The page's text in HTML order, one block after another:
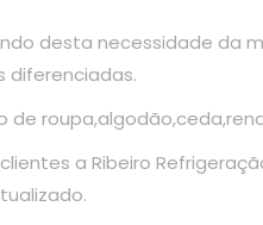
desta necessidade da
diferenciadas.
a Ribeiro